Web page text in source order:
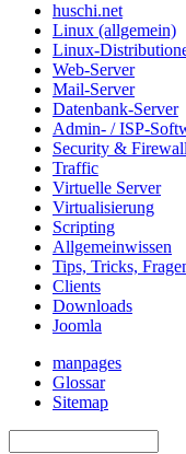
huschi.net
Linux (allgemein)
Linux-
Web-Server
Mail-Server
Datenbank-Server
Admin- / ISP-
Security &
Traffic
Virtuelle Server
Virtualisierung
Scripting
Allgemeinwissen
Tips, Tricks,
Clients
Downloads
Joomla
manpages
Glossar
Sitemap